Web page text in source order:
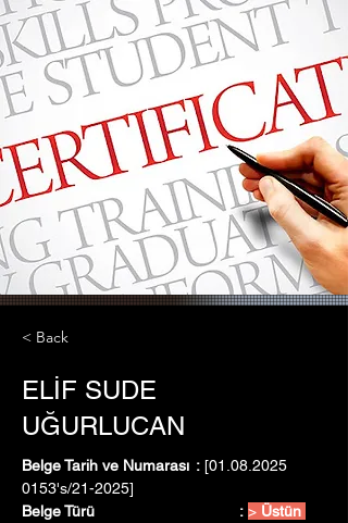
< Back
ELİF SUDE
UĞURLUCAN
Belge Tarih ve Numarası	: [01.08.2025
0153's/21-2025]
Belge Türü				: > Üstün